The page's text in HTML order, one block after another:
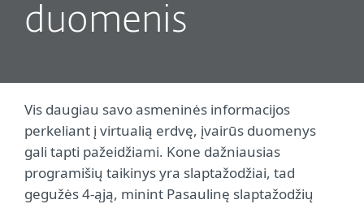
duomenis
Vis daugiau savo asmeninės informacijos
perkeliant į virtualią erdvę, įvairūs duomenys
gali tapti pažeidžiami. Kone dažniausias
programišių taikinys yra slaptažodžiai, tad
gegužės 4-ąją, minint Pasaulinę slaptažodžių